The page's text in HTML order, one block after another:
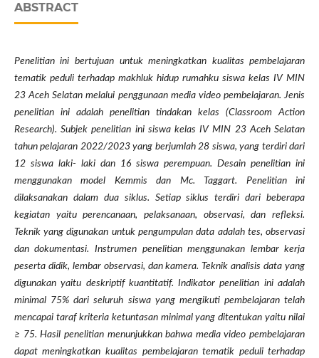
ABSTRACT
Penelitian ini bertujuan untuk meningkatkan kualitas pembelajaran
tematik peduli terhadap makhluk hidup rumahku siswa kelas IV MIN
23 Aceh Selatan melalui penggunaan media video pembelajaran. Jenis
penelitian ini adalah penelitian tindakan kelas (Classroom Action
Research). Subjek penelitian ini siswa kelas IV MIN 23 Aceh Selatan
tahun pelajaran 2022/2023 yang berjumlah 28 siswa, yang terdiri dari
12 siswa laki- laki dan 16 siswa perempuan. Desain penelitian ini
menggunakan model Kemmis dan Mc. Taggart. Penelitian ini
dilaksanakan dalam dua siklus. Setiap siklus terdiri dari beberapa
kegiatan yaitu perencanaan, pelaksanaan, observasi, dan refleksi.
Teknik yang digunakan untuk pengumpulan data adalah tes, observasi
dan dokumentasi. Instrumen penelitian menggunakan lembar kerja
peserta didik, lembar observasi, dan kamera. Teknik analisis data yang
digunakan yaitu deskriptif kuantitatif. Indikator penelitian ini adalah
minimal 75% dari seluruh siswa yang mengikuti pembelajaran telah
mencapai taraf kriteria ketuntasan minimal yang ditentukan yaitu nilai
≥ 75. Hasil penelitian menunjukkan bahwa media video pembelajaran
dapat meningkatkan kualitas pembelajaran tematik peduli terhadap